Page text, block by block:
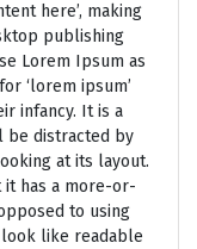
here’, making
publishing
Lorem Ipsum as
‘lorem ipsum’
infancy. It is a
be distracted by
at its layout.
it has a more-or-
to using
look like readable